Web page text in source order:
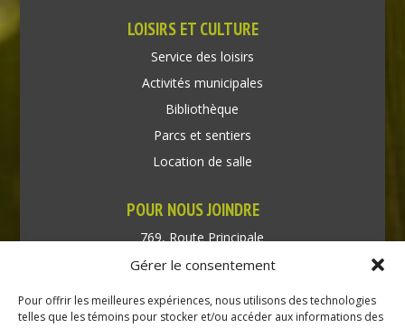
Gérer le consentement
Pour offrir les meilleures expériences, nous utilisons des technologies
telles que les témoins pour stocker et/ou accéder aux informations des
LOISIRS ET CULTURE
Service des loisirs
Activités municipales
Bibliothèque
Parcs et sentiers
Location de salle
POUR NOUS JOINDRE
769, Route Principale
Très-Saint-Rédempteur
Téléphone : (450) 451-5203